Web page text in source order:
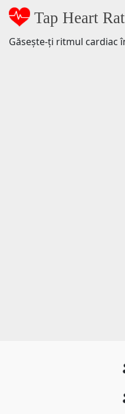
Tap Heart
Găsește-ți ritmul cardiac